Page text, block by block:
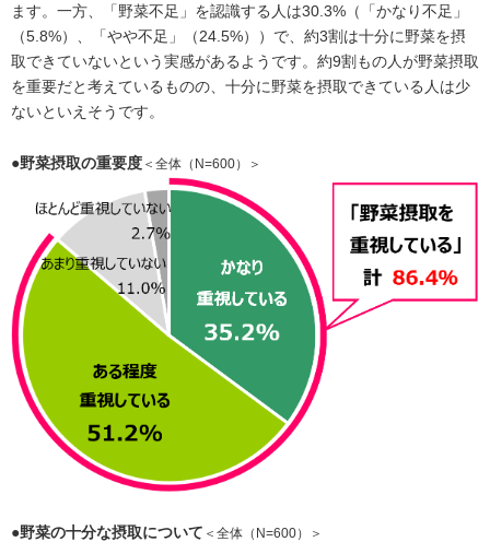
ます。一方、「野菜不足」を認識する人は30.3%（「かなり不足」
（5.8%）、「やや不足」（24.5%））で、約3割は十分に野菜を摂
取できていないという実感があるようです。約9割もの人が野菜摂取
を重要だと考えているものの、十分に野菜を摂取できている人は少
ないといえそうです。
●野菜摂取の重要度 ＜全体（N=600）＞
●野菜の十分な摂取について ＜全体（N=600）＞